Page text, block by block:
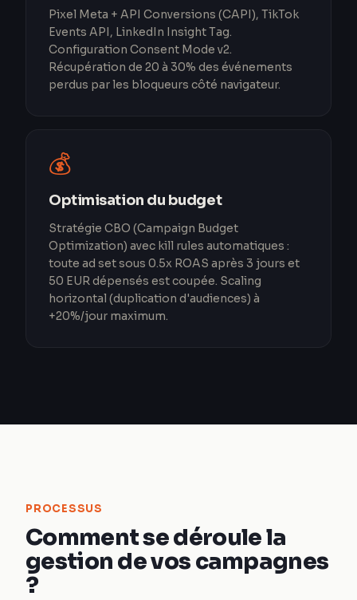
Pixel Meta + API Conversions (CAPI), TikTok
Events API, LinkedIn Insight Tag.
Configuration Consent Mode v2.
Récupération de 20 à 30% des événements
perdus par les bloqueurs côté navigateur.
💰
Optimisation du budget
Stratégie CBO (Campaign Budget
Optimization) avec kill rules automatiques :
toute ad set sous 0.5x ROAS après 3 jours et
50 EUR dépensés est coupée. Scaling
horizontal (duplication d'audiences) à
+20%/jour maximum.
PROCESSUS
Comment se déroule la
gestion de vos campagnes
?